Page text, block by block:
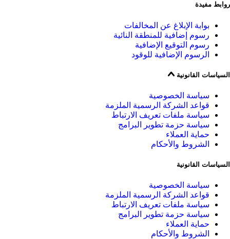
روابط مفيدة
بوابة الإبلاغ عن المخالفات
رسوم إضافية للمنطقة النائية
رسوم التوقيع الإضافية
الرسوم الإضافية للوقود
السياسات القانونية
سياسة الخصوصية
قواعد الشركة الرسمية الملزمة
سياسة ملفات تعريف الارتباط
سياسة حزمة تطوير البرامج
حماية العملاء
الشروط والأحكام
السياسات القانونية
سياسة الخصوصية
قواعد الشركة الرسمية الملزمة
سياسة ملفات تعريف الارتباط
سياسة حزمة تطوير البرامج
حماية العملاء
الشروط والأحكام